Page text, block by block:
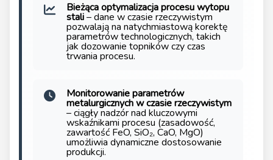
Bieżąca optymalizacja procesu wytopu
stali– dane w czasie rzeczywistym
pozwalają na natychmiastową korektę
parametrów technologicznych, takich
jak dozowanie topników czy czas
trwania procesu.
Monitorowanie parametrów
metalurgicznych w czasie rzeczywistym
– ciągły nadzór nad kluczowymi
wskaźnikami procesu (zasadowość,
zawartość FeO, SiO₂, CaO, MgO)
umożliwia dynamiczne dostosowanie
produkcji.